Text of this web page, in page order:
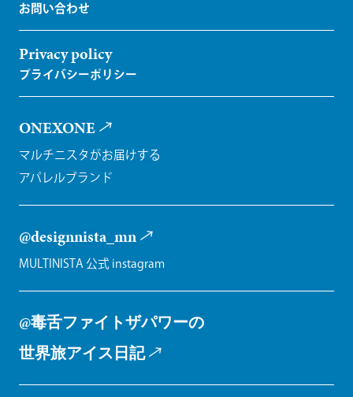
Privacy policy
ONEXONE
マルチニスタがお届けする
アパレルブランド
@designnista_mn
MULTINISTA 公式 instagram
@毒舌ファイトザパワーの
世界旅アイス日記